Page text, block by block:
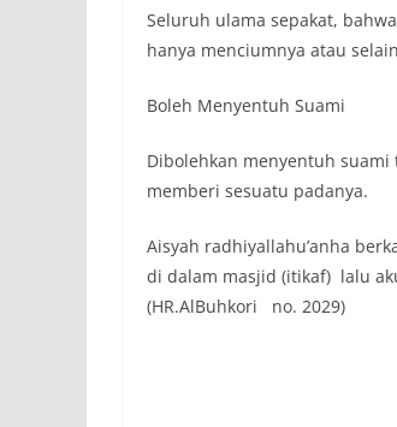
Seluruh ulama sepakat,
hanya menciumnya atau
Boleh Menyentuh Suami
Dibolehkan menyentuh
memberi sesuatu padanya.
Aisyah radhiyallahu’anha
di dalam masjid (itikaf) lalu
(HR.AlBuhkori no. 2029)